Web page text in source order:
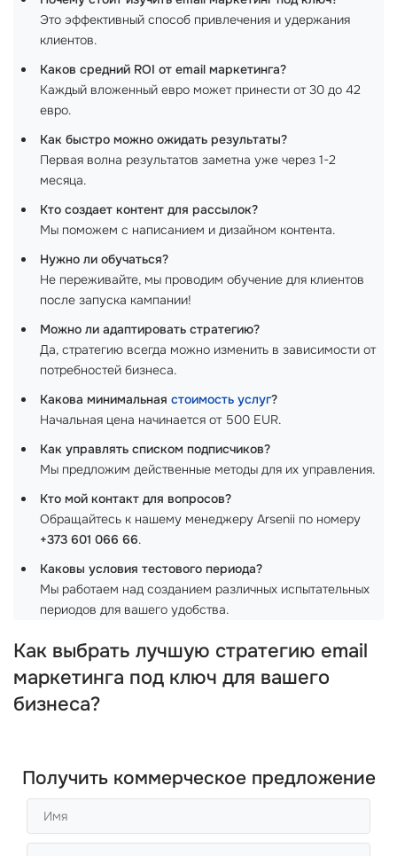
Это эффективный способ привлечения и удержания
клиентов.
Каков средний ROI от email маркетинга?
Каждый вложенный евро может принести от 30 до 42
евро.
Как быстро можно ожидать результаты?
Первая волна результатов заметна уже через 1-2
месяца.
Кто создает контент для рассылок?
Мы поможем с написанием и дизайном контента.
Нужно ли обучаться?
Не переживайте, мы проводим обучение для клиентов
после запуска кампании!
Можно ли адаптировать стратегию?
Да, стратегию всегда можно изменить в зависимости от
потребностей бизнеса.
Какова минимальная стоимость услуг?
Начальная цена начинается от 500 EUR.
Как управлять списком подписчиков?
Мы предложим действенные методы для их управления.
Кто мой контакт для вопросов?
Обращайтесь к нашему менеджеру Arsenii по номеру
+373 601 066 66.
Каковы условия тестового периода?
Мы работаем над созданием различных испытательных
периодов для вашего удобства.
Как выбрать лучшую стратегию email
маркетинга под ключ для вашего
бизнеса?
Получить коммерческое предложение